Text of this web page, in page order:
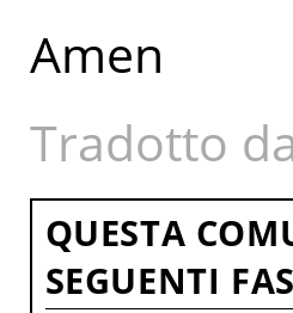
Amen
Tradotto
QUESTA
SEGUENTI